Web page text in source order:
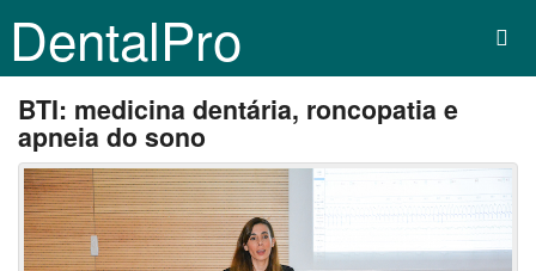
DentalPro
BTI: medicina dentária, roncopatia e
apneia do sono